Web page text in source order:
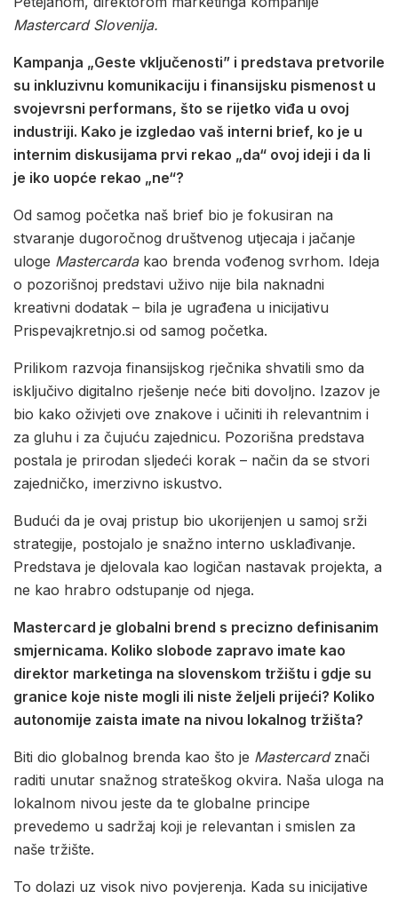
Mastercard Slovenija.
Kampanja „Geste vključenosti” i predstava pretvorile
su inkluzivnu komunikaciju i finansijsku pismenost u
svojevrsni performans, što se rijetko viđa u ovoj
industriji. Kako je izgledao vaš interni brief, ko je u
internim diskusijama prvi rekao „da“ ovoj ideji i da li
je iko uopće rekao „ne“?
Od samog početka naš brief bio je fokusiran na
stvaranje dugoročnog društvenog utjecaja i jačanje
uloge Mastercardakao brenda vođenog svrhom. Ideja
o pozorišnoj predstavi uživo nije bila naknadni
kreativni dodatak – bila je ugrađena u inicijativu
Prispevajkretnjo.si od samog početka.
Prilikom razvoja finansijskog rječnika shvatili smo da
isključivo digitalno rješenje neće biti dovoljno. Izazov je
bio kako oživjeti ove znakove i učiniti ih relevantnim i
za gluhu i za čujuću zajednicu. Pozorišna predstava
postala je prirodan sljedeći korak – način da se stvori
zajedničko, imerzivno iskustvo.
Budući da je ovaj pristup bio ukorijenjen u samoj srži
strategije, postojalo je snažno interno usklađivanje.
Predstava je djelovala kao logičan nastavak projekta, a
ne kao hrabro odstupanje od njega.
Mastercard je globalni brend s precizno definisanim
smjernicama. Koliko slobode zapravo imate kao
direktor marketinga na slovenskom tržištu i gdje su
granice koje niste mogli ili niste željeli prijeći? Koliko
autonomije zaista imate na nivou lokalnog tržišta?
Biti dio globalnog brenda kao što je Mastercardznači
raditi unutar snažnog strateškog okvira. Naša uloga na
lokalnom nivou jeste da te globalne principe
prevedemo u sadržaj koji je relevantan i smislen za
naše tržište.
To dolazi uz visok nivo povjerenja. Kada su inicijative